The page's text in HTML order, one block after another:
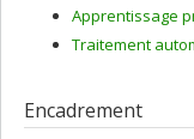
Apprentissage
Traitement
Encadrement